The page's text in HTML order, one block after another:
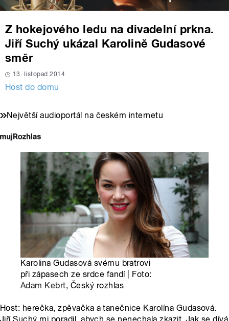
Z hokejového ledu na divadelní prkna.
Jiří Suchý ukázal Karolině Gudasové
směr
13. listopad 2014
Host do domu
Největší audioportál na českém internetu
Karolina Gudasová svému bratrovi
při zápasech ze srdce fandí | Foto:
Adam Kebrt, Český rozhlas
Host: herečka, zpěvačka a tanečnice Karolína Gudasová.